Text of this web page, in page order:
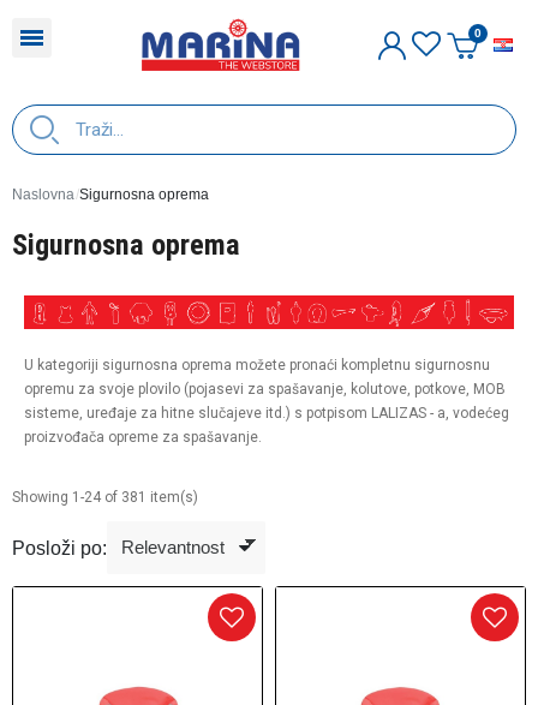
Naslovna Sigurnosna oprema
Sigurnosna oprema
U kategoriji sigurnosna oprema možete pronaći kompletnu sigurnosnu
opremu za svoje plovilo (pojasevi za spašavanje, kolutove, potkove, MOB
sisteme, uređaje za hitne slučajeve itd.) s potpisom LALIZAS - a, vodećeg
proizvođača opreme za spašavanje.
Showing 1-24 of 381 item(s)
Posloži po: